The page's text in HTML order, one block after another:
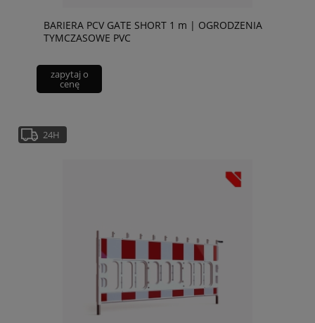
BARIERA PCV GATE SHORT 1 m | OGRODZENIA
TYMCZASOWE PVC
zapytaj o
cenę
24H